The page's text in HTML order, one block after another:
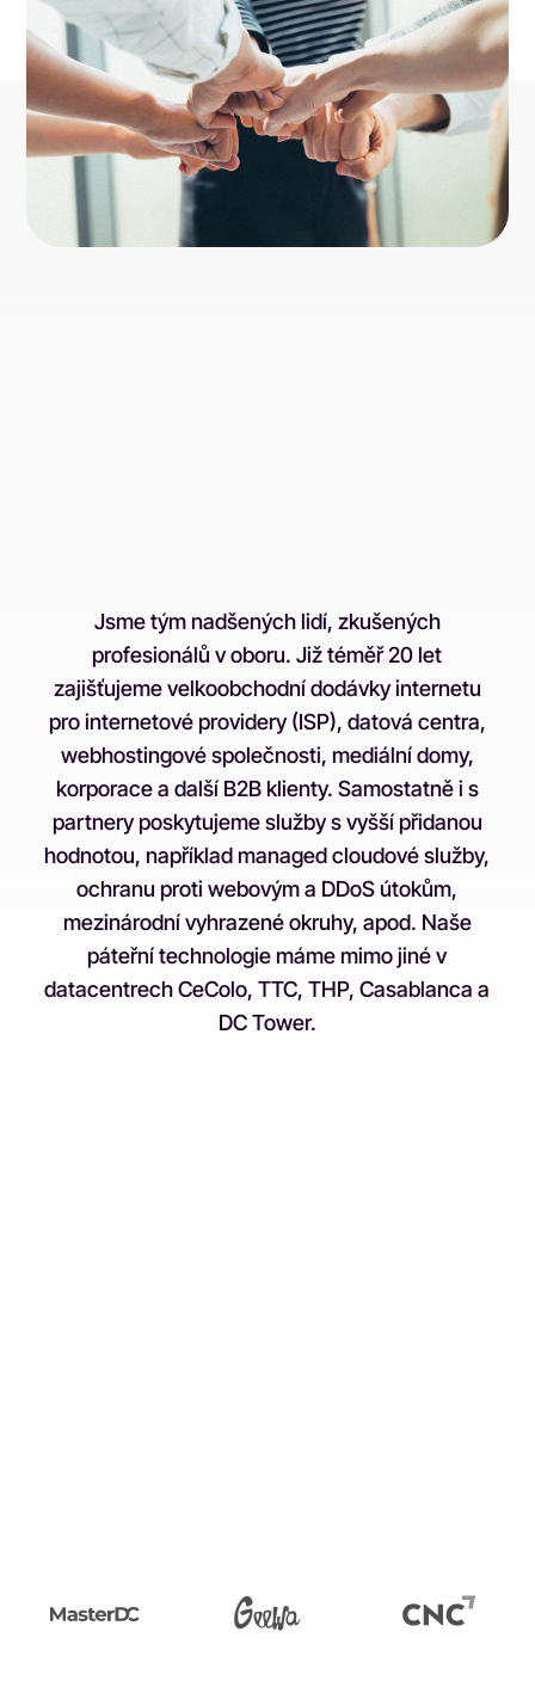
Jsme tým nadšených lidí, zkušených
profesionálů v oboru. Již téměř 20 let
zajišťujeme velkoobchodní dodávky internetu
pro internetové providery (ISP), datová centra,
webhostingové společnosti, mediální domy,
korporace a další B2B klienty. Samostatně i s
partnery poskytujeme služby s vyšší přidanou
hodnotou, například managed cloudové služby,
ochranu proti webovým a DDoS útokům,
mezinárodní vyhrazené okruhy, apod. Naše
páteřní technologie máme mimo jiné v
datacentrech CeColo, TTC, THP, Casablanca a
DC Tower.